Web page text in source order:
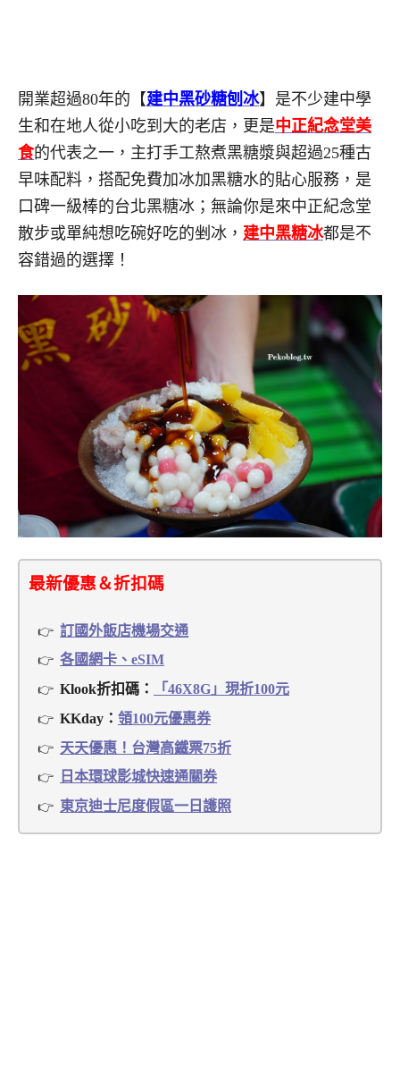
開業超過80年的【建中黑砂糖刨冰】是不少建中學
生和在地人從小吃到大的老店，更是中正紀念堂美
食的代表之一，主打手工熬煮黑糖漿與超過25種古
早味配料，搭配免費加冰加黑糖水的貼心服務，是
口碑一級棒的台北黑糖冰；無論你是來中正紀念堂
散步或單純想吃碗好吃的剉冰， 建中黑糖冰都是不
容錯過的選擇！
最新優惠＆折扣碼
訂國外飯店機場交通
各國網卡、eSIM
Klook折扣碼：
「46X8G」現折100元
KKday： 領100元優惠券
天天優惠！台灣高鐵票75折
日本環球影城快速通關券
東京迪士尼度假區一日護照